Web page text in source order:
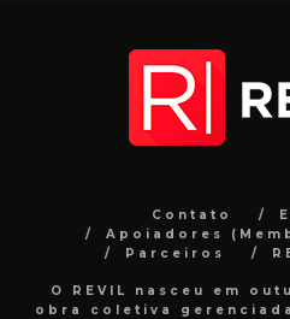
Contato
Apoiadores
Parceiros
O REVIL nasceu em
obra coletiva